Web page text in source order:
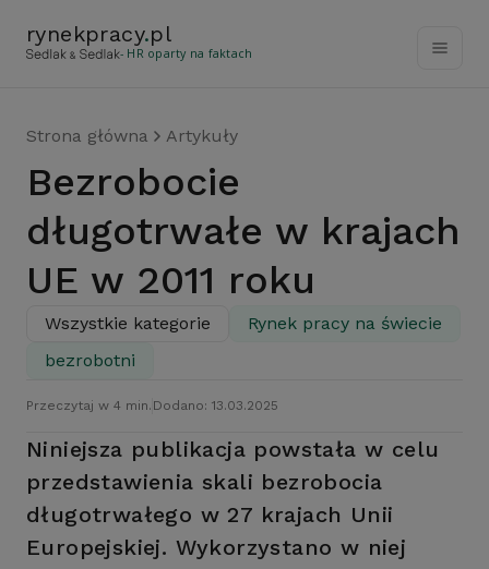
rynekpracy.pl
- HR oparty na faktach
Strona główna Artykuły
Bezrobocie
długotrwałe w krajach
UE w 2011 roku
Wszystkie kategorie
Rynek pracy na świecie
bezrobotni
Przeczytaj w 4 min. Dodano: 13.03.2025
Niniejsza publikacja powstała w celu
przedstawienia skali bezrobocia
długotrwałego w 27 krajach Unii
Europejskiej. Wykorzystano w niej